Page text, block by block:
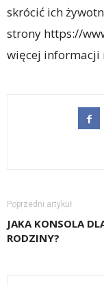
skrócić ich
strony https://
więcej informacji
Poprzedni artykuł
JAKA KONSOLA
RODZINY?